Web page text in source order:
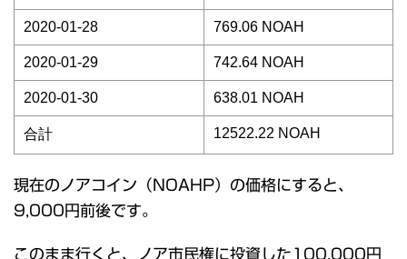
2020-01-28 769.06 NOAH
2020-01-29 742.64 NOAH
2020-01-30 638.01 NOAH
合計 12522.22 NOAH
現在のノアコイン（NOAHP）の価格にすると、
9,000円前後です。
このまま行くと、ノア市民権に投資した100,000円